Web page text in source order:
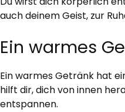
auch deinem Geist, zur
Ein warmes
Ein warmes Getränk hat
hilft dir, dich von innen
entspannen.